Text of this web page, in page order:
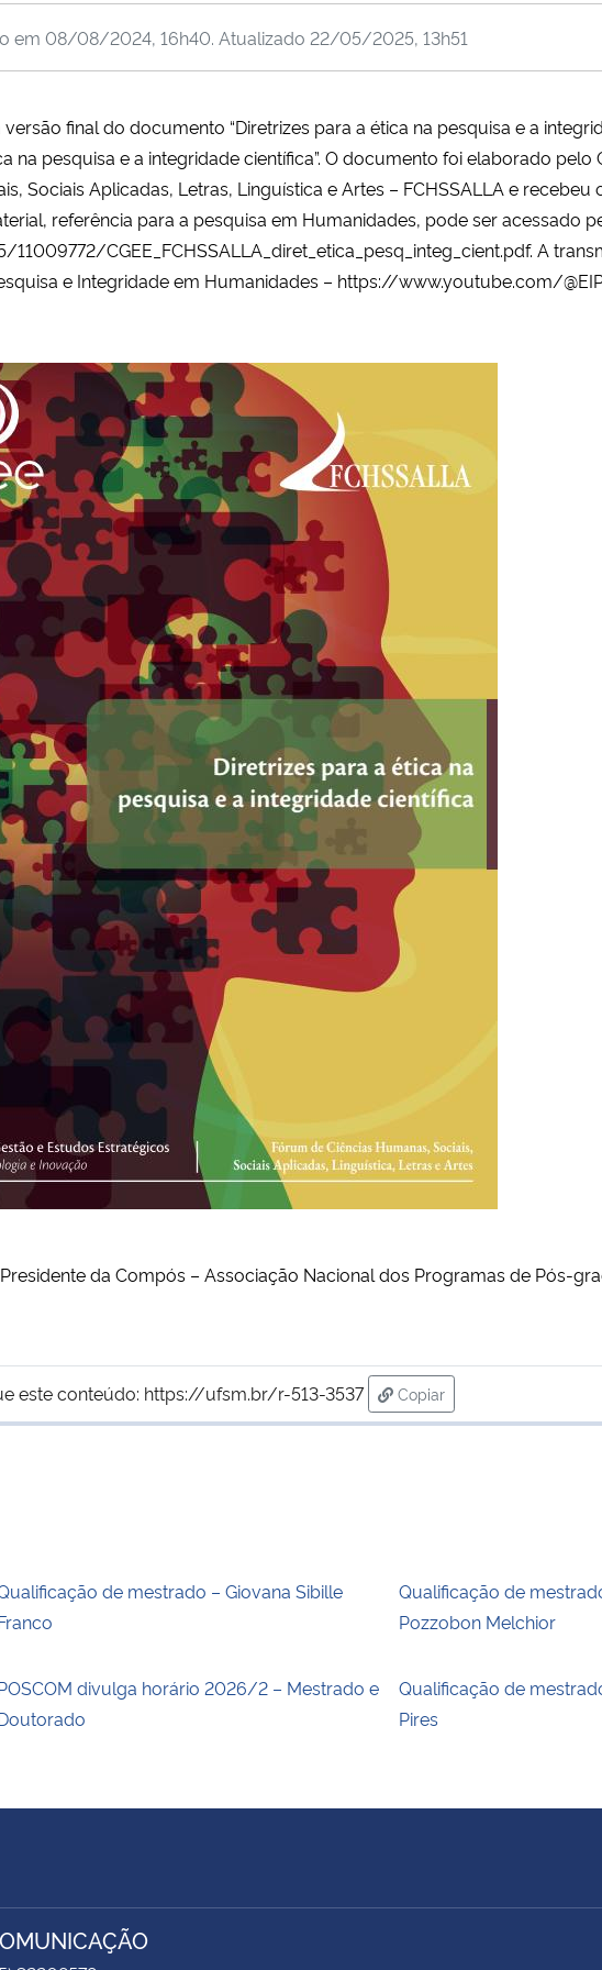
em 08/08/2024, 16h40. Atualizado 22/05/2025, 13h51
final do documento “Diretrizes para a ética na pesquisa e a
na pesquisa e a integridade científica”. O documento foi elaborado pelo
Sociais Aplicadas, Letras, Linguística e Artes – FCHSSALLA e recebeu
referência para a pesquisa em Humanidades, pode ser acessado
CGEE_FCHSSALLA_diret_etica_pesq_integ_cient.pdf. A
e Integridade em Humanidades – https://www.youtube.com/
da Compós – Associação Nacional dos Programas de Pós-
este conteúdo: https://ufsm.br/r-513-3537
Copiar
para área de transferência
de mestrado – Giovana Sibille
Qualificação de
Pozzobon Melchior
divulga horário 2026/2 – Mestrado e
Qualificação de
Pires